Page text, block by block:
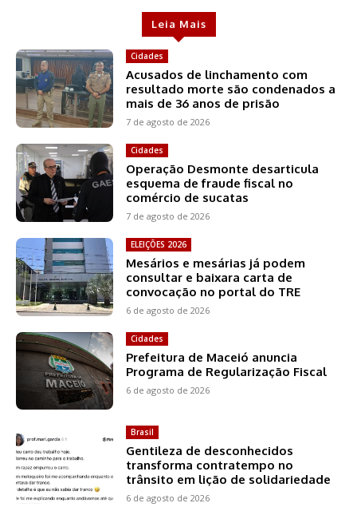
Leia Mais
Cidades
Acusados de linchamento com
resultado morte são condenados a
mais de 36 anos de prisão
7 de agosto de 2026
Cidades
Operação Desmonte desarticula
esquema de fraude fiscal no
comércio de sucatas
7 de agosto de 2026
ELEIÇÕES 2026
Mesários e mesárias já podem
consultar e baixara carta de
convocação no portal do TRE
6 de agosto de 2026
Cidades
Prefeitura de Maceió anuncia
Programa de Regularização Fiscal
6 de agosto de 2026
Brasil
Gentileza de desconhecidos
transforma contratempo no
trânsito em lição de solidariedade
6 de agosto de 2026